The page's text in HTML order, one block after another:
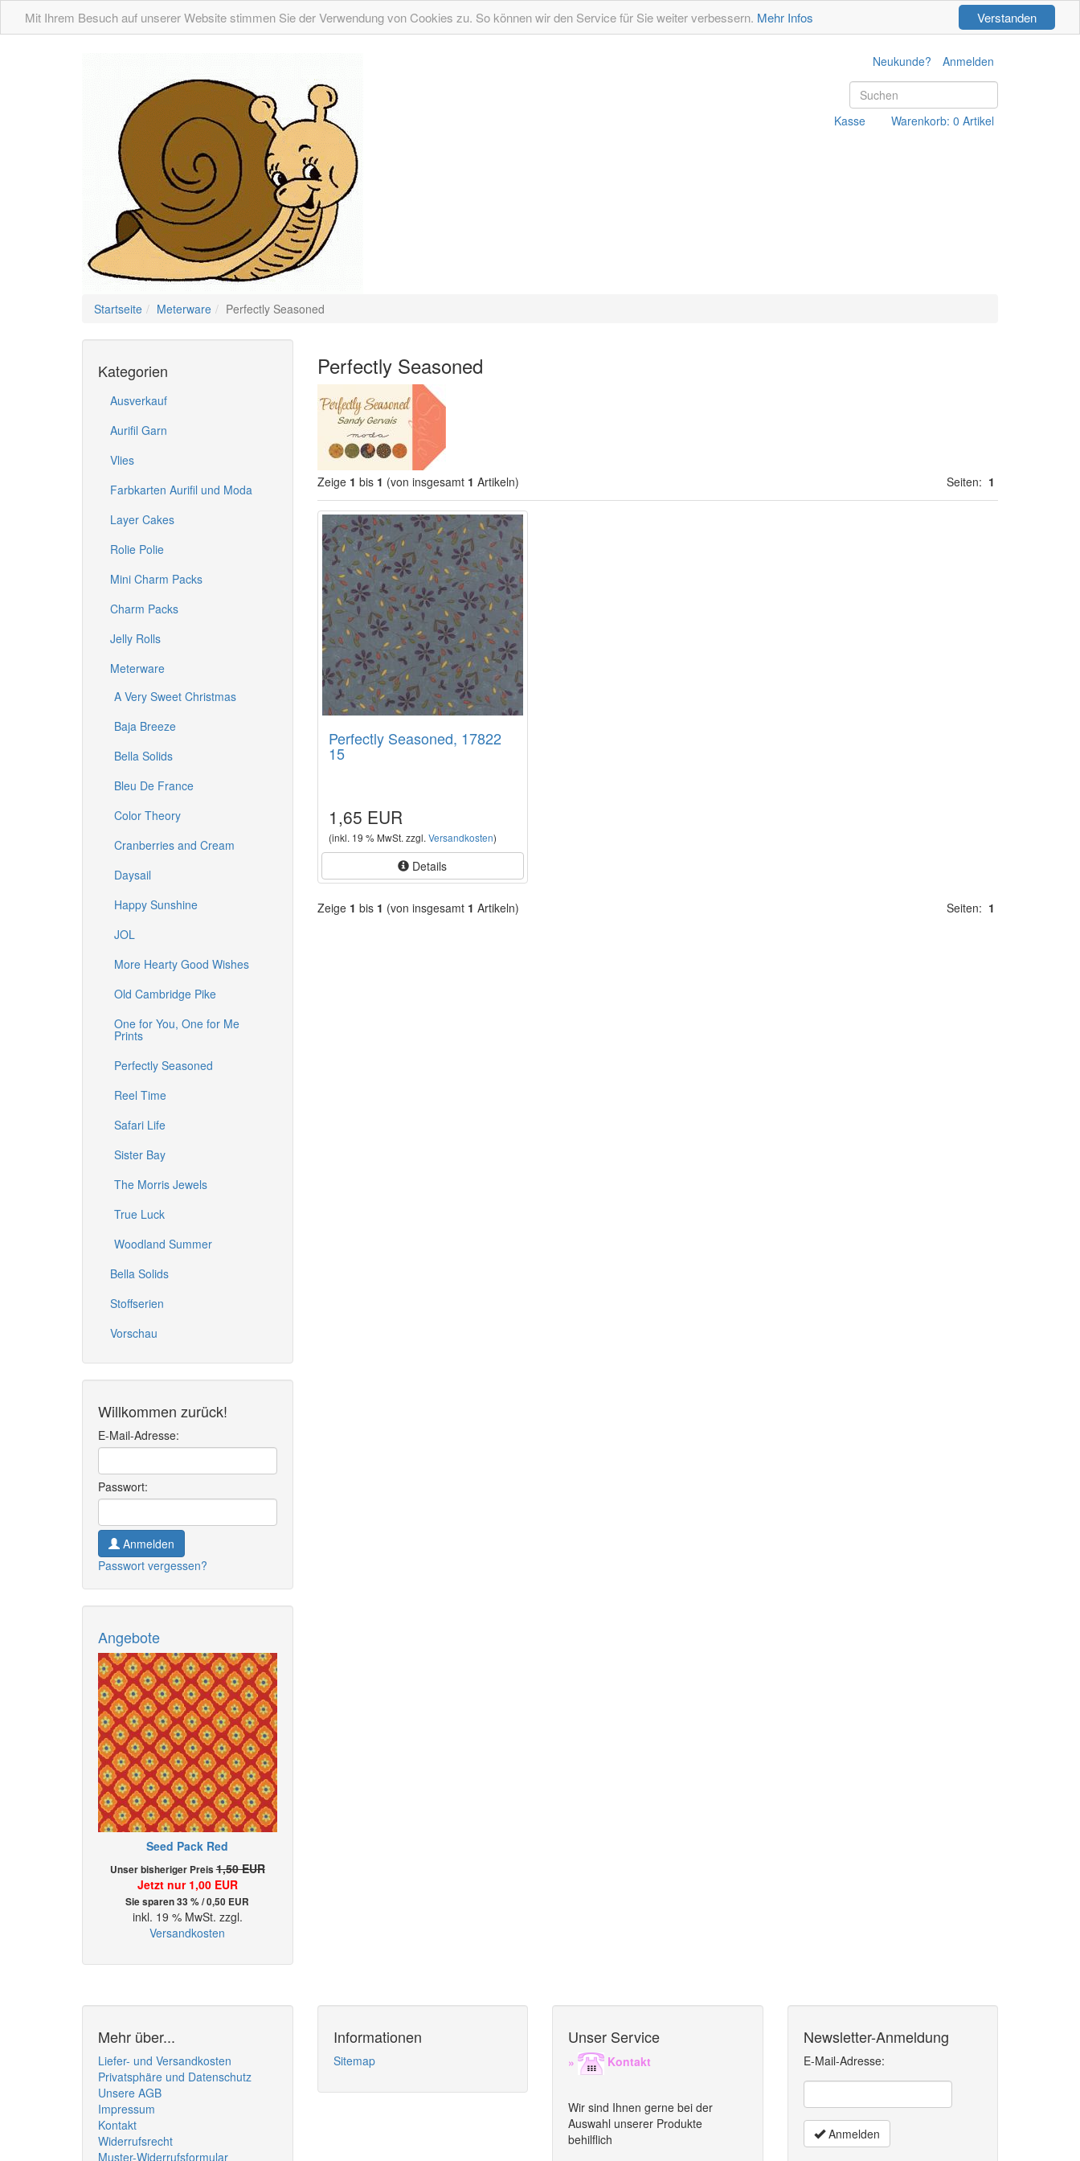
Verstanden
Mit Ihrem Besuch auf unserer Website stimmen Sie der Verwendung von Cookies zu. So können wir den Service für Sie weiter verbessern. Mehr Infos
Neukunde? Anmelden
Kasse Warenkorb: 0 Artikel
Startseite Meterware Perfectly Seasoned
Kategorien
Ausverkauf
Aurifil Garn
Vlies
Farbkarten Aurifil und Moda
Layer Cakes
Rolie Polie
Mini Charm Packs
Charm Packs
Jelly Rolls
Meterware
A Very Sweet Christmas
Baja Breeze
Bella Solids
Bleu De France
Color Theory
Cranberries and Cream
Daysail
Happy Sunshine
JOL
More Hearty Good Wishes
Old Cambridge Pike
One for You, One for Me
Prints
Perfectly Seasoned
Reel Time
Safari Life
Sister Bay
The Morris Jewels
True Luck
Woodland Summer
Bella Solids
Stoffserien
Vorschau
Willkommen zurück!
E-Mail-Adresse:
Passwort:
Anmelden
Passwort vergessen?
Angebote
Seed Pack Red
Unser bisheriger Preis1,50 EUR
Jetzt nur 1,00 EUR
Sie sparen 33 % / 0,50 EUR
inkl. 19 % MwSt. zzgl.
Versandkosten
Perfectly Seasoned
Zeige 1 bis 1 (von insgesamt 1 Artikeln) Seiten: 1
Perfectly Seasoned, 17822
15
1,65 EUR
(inkl. 19 % MwSt. zzgl. Versandkosten)
Details
Zeige 1 bis 1 (von insgesamt 1 Artikeln) Seiten: 1
Mehr über...
Liefer- und Versandkosten
Privatsphäre und Datenschutz
Unsere AGB
Impressum
Kontakt
Widerrufsrecht
Muster-Widerrufsformular
Informationen
Sitemap
Unser Service
» Kontakt
Wir sind Ihnen gerne bei der
Auswahl unserer Produkte
behilflich
Newsletter-Anmeldung
E-Mail-Adresse:
Anmelden